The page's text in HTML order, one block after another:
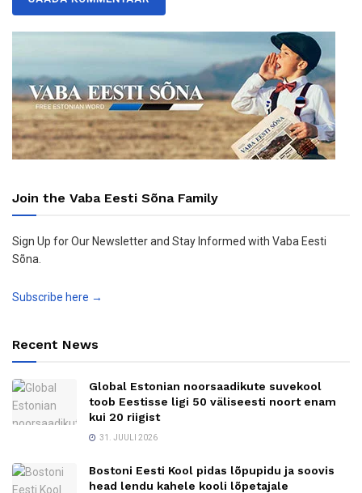
Join the Vaba Eesti Sõna Family
Sign Up for Our Newsletter and Stay Informed with Vaba Eesti
Sõna.
Subscribe here →
Recent News
Global Estonian noorsaadikute suvekool
toob Eestisse ligi 50 väliseesti noort enam
kui 20 riigist
31. JUULI 2026
Bostoni Eesti Kool pidas lõpupidu ja soovis
head lendu kahele kooli lõpetajale